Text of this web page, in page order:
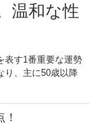
温和な性
表す1番重要な運勢
り、主に50歳以降